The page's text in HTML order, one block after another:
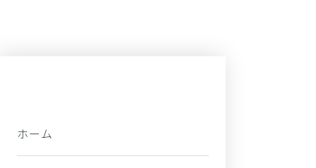
ホーム